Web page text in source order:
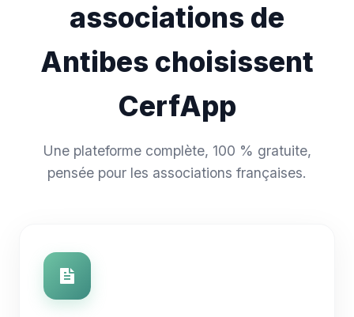
associations de
Antibes choisissent
CerfApp
Une plateforme complète, 100 % gratuite,
pensée pour les associations françaises.